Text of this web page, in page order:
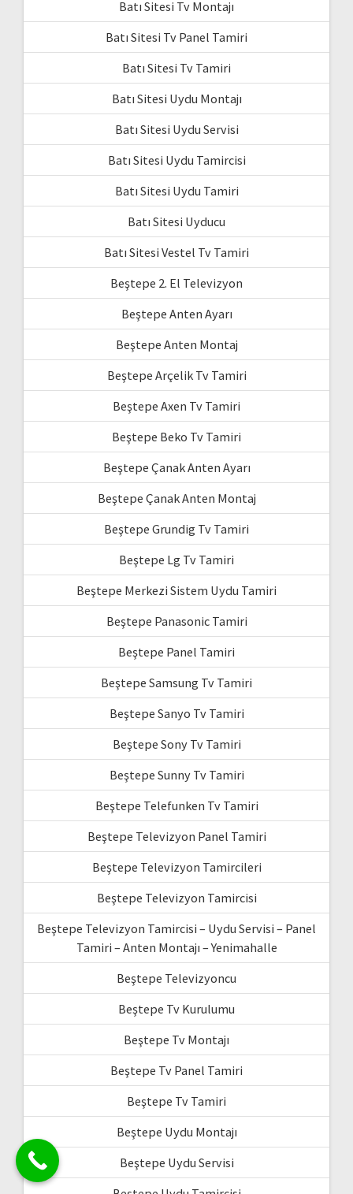
Batı Sitesi Tv Montajı
Batı Sitesi Tv Panel Tamiri
Batı Sitesi Tv Tamiri
Batı Sitesi Uydu Montajı
Batı Sitesi Uydu Servisi
Batı Sitesi Uydu Tamircisi
Batı Sitesi Uydu Tamiri
Batı Sitesi Uyducu
Batı Sitesi Vestel Tv Tamiri
Beştepe 2. El Televizyon
Beştepe Anten Ayarı
Beştepe Anten Montaj
Beştepe Arçelik Tv Tamiri
Beştepe Axen Tv Tamiri
Beştepe Beko Tv Tamiri
Beştepe Çanak Anten Ayarı
Beştepe Çanak Anten Montaj
Beştepe Grundig Tv Tamiri
Beştepe Lg Tv Tamiri
Beştepe Merkezi Sistem Uydu Tamiri
Beştepe Panasonic Tamiri
Beştepe Panel Tamiri
Beştepe Samsung Tv Tamiri
Beştepe Sanyo Tv Tamiri
Beştepe Sony Tv Tamiri
Beştepe Sunny Tv Tamiri
Beştepe Telefunken Tv Tamiri
Beştepe Televizyon Panel Tamiri
Beştepe Televizyon Tamircileri
Beştepe Televizyon Tamircisi
Beştepe Televizyon Tamircisi – Uydu Servisi – Panel
Tamiri – Anten Montajı – Yenimahalle
Beştepe Televizyoncu
Beştepe Tv Kurulumu
Beştepe Tv Montajı
Beştepe Tv Panel Tamiri
Beştepe Tv Tamiri
Beştepe Uydu Montajı
Beştepe Uydu Servisi